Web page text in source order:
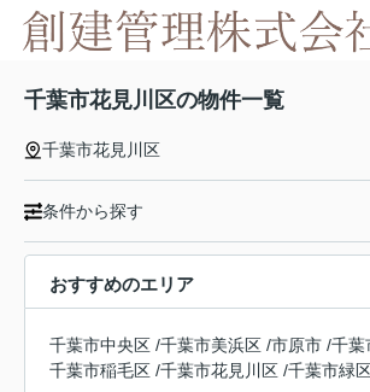
千葉市花見川区の物件一覧
千葉市花見川区
条件から探す
おすすめのエリア
千葉市中央区 /千葉市美浜区 /市原市 /千葉
千葉市稲毛区 /千葉市花見川区 /千葉市緑